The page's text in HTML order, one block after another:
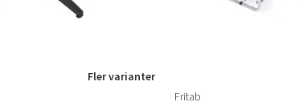
Fler varianter
Fritab